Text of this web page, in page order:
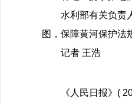
水利部有关负责
图，保障黄河保护法
记者 王浩
《人民日报》(